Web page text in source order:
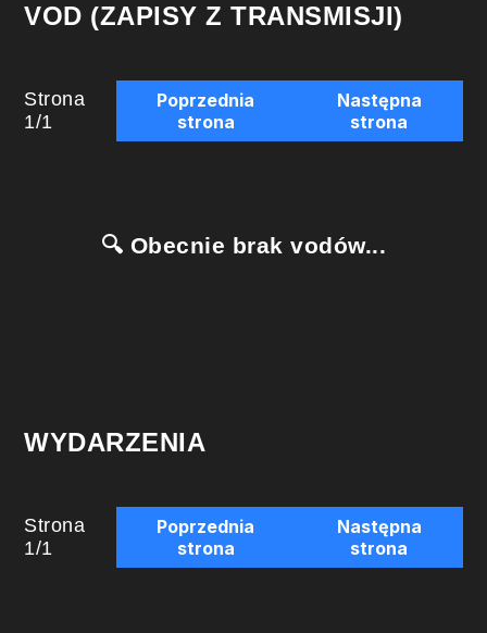
VOD (ZAPISY Z TRANSMISJI)
Strona
1/1
Poprzednia
strona
Następna
strona
🔍 Obecnie brak vodów...
WYDARZENIA
Strona
1/1
Poprzednia
strona
Następna
strona